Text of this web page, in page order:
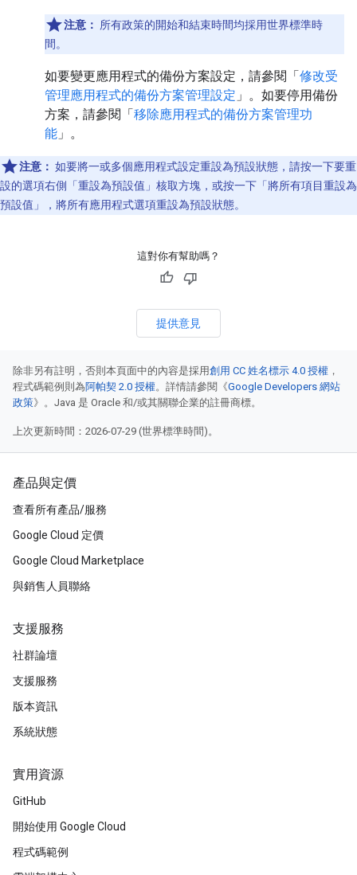
注意： 所有政策的開始和結束時間均採用世界標準時
間。
如要變更應用程式的備份方案設定，請參閱「修改受
管理應用程式的備份方案管理設定 」。如要停用備份
方案，請參閱「移除應用程式的備份方案管理功
能 」。
注意： 如要將一或多個應用程式設定重設為預設狀態，請按一下要重
設的選項右側「重設為預設值」 核取方塊，或按一下「將所有項目重設為
預設值」
，將所有應用程式選項重設為預設狀態。
這對你有幫助嗎？
提供意見
除非另有註明，否則本頁面中的內容是採用創用 CC 姓名標示 4.0 授權 ，
程式碼範例則為阿帕契 2.0 授權。詳情請參閱《Google Developers 網站
政策》。Java 是 Oracle 和/或其關聯企業的註冊商標。
上次更新時間：2026-07-29 (世界標準時間)。
產品與定價
查看所有產品/服務
Google Cloud 定價
Google Cloud Marketplace
與銷售人員聯絡
支援服務
社群論壇
支援服務
版本資訊
系統狀態
實用資源
GitHub
開始使用 Google Cloud
程式碼範例